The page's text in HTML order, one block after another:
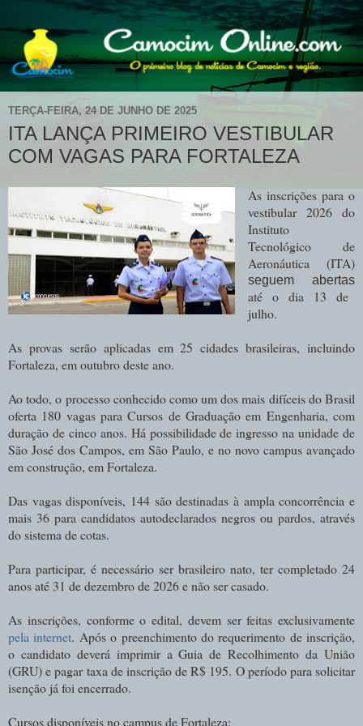
TERÇA-FEIRA, 24 DE JUNHO DE 2025
ITA LANÇA PRIMEIRO VESTIBULAR
COM VAGAS PARA FORTALEZA
As inscrições para o
vestibular 2026 do
Instituto
Tecnológico de
Aeronáutica (ITA)
seguem abertas
até o dia 13 de
julho.
As provas serão aplicadas em 25 cidades brasileiras, incluindo
Fortaleza, em outubro deste ano.
Ao todo, o processo conhecido como um dos mais difíceis do Brasil
oferta 180 vagas para Cursos de Graduação em Engenharia, com
duração de cinco anos. Há possibilidade de ingresso na unidade de
São José dos Campos, em São Paulo, e no novo campus avançado
em construção, em Fortaleza.
Das vagas disponíveis, 144 são destinadas à ampla concorrência e
mais 36 para candidatos autodeclarados negros ou pardos, através
do sistema de cotas.
Para participar, é necessário ser brasileiro nato, ter completado 24
anos até 31 de dezembro de 2026 e não ser casado.
As inscrições, conforme o edital, devem ser feitas exclusivamente
pela internet. Após o preenchimento do requerimento de inscrição,
o candidato deverá imprimir a Guia de Recolhimento da União
(GRU) e pagar taxa de inscrição de R$ 195. O período para solicitar
isenção já foi encerrado.
Cursos disponíveis no campus de Fortaleza: